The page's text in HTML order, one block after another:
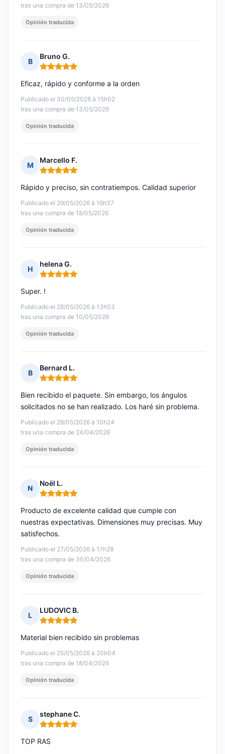
tras una compra de 13/05/2026
Opinión traducida
B
Bruno G.
Nota: 5 de 5
Publicado el 30/05/2026 à 15h02
tras una compra de 13/05/2026
Eficaz, rápido y conforme a la orden
Opinión traducida
M
Marcello F.
Nota: 5 de 5
Publicado el 29/05/2026 à 16h37
tras una compra de 18/05/2026
Rápido y preciso, sin contratiempos. Calidad superior
Opinión traducida
H
helena G.
Nota: 5 de 5
Publicado el 28/05/2026 à 13h03
tras una compra de 10/05/2026
Super. !
Opinión traducida
B
Bernard L.
Nota: 5 de 5
Publicado el 28/05/2026 à 10h24
tras una compra de 24/04/2026
Bien recibido el paquete. Sin embargo, los ángulos
solicitados no se han realizado. Los haré sin problema.
Opinión traducida
N
Noël L.
Nota: 5 de 5
Publicado el 27/05/2026 à 17h28
tras una compra de 30/04/2026
Producto de excelente calidad que cumple con
nuestras expectativas. Dimensiones muy precisas. Muy
satisfechos.
Opinión traducida
L
LUDOVIC B.
Nota: 5 de 5
Publicado el 25/05/2026 à 20h04
tras una compra de 18/04/2026
Material bien recibido sin problemas
Opinión traducida
S
stephane C.
Nota: 5 de 5
TOP RAS